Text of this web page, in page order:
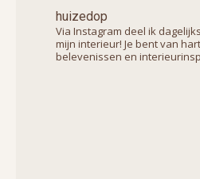
huizedop
Via Instagram deel ik
mijn interieur! Je bent van
belevenissen en